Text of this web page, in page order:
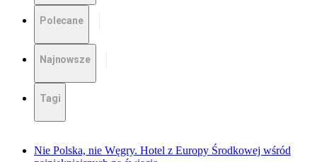
Polecane
Najnowsze
Tagi
Nie Polska, nie Węgry. Hotel z Europy Środkowej wśród